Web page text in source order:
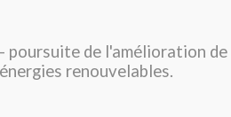
- poursuite de l'amélioration
énergies renouvelables.